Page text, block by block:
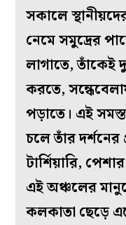
সকালে
নেমে সমুদ্রের
লাগাতে, তাঁকেই
করতে,
পড়াতে। এই
চলে তাঁর
টার্শিয়ারি,
এই অঞ্চলের
কলকাতা ছেড়ে